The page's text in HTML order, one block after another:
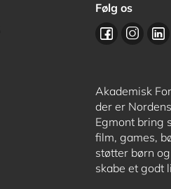
Følg os
Akademisk
der er
Egmont bring
film, games,
støtter børn
skabe et godt